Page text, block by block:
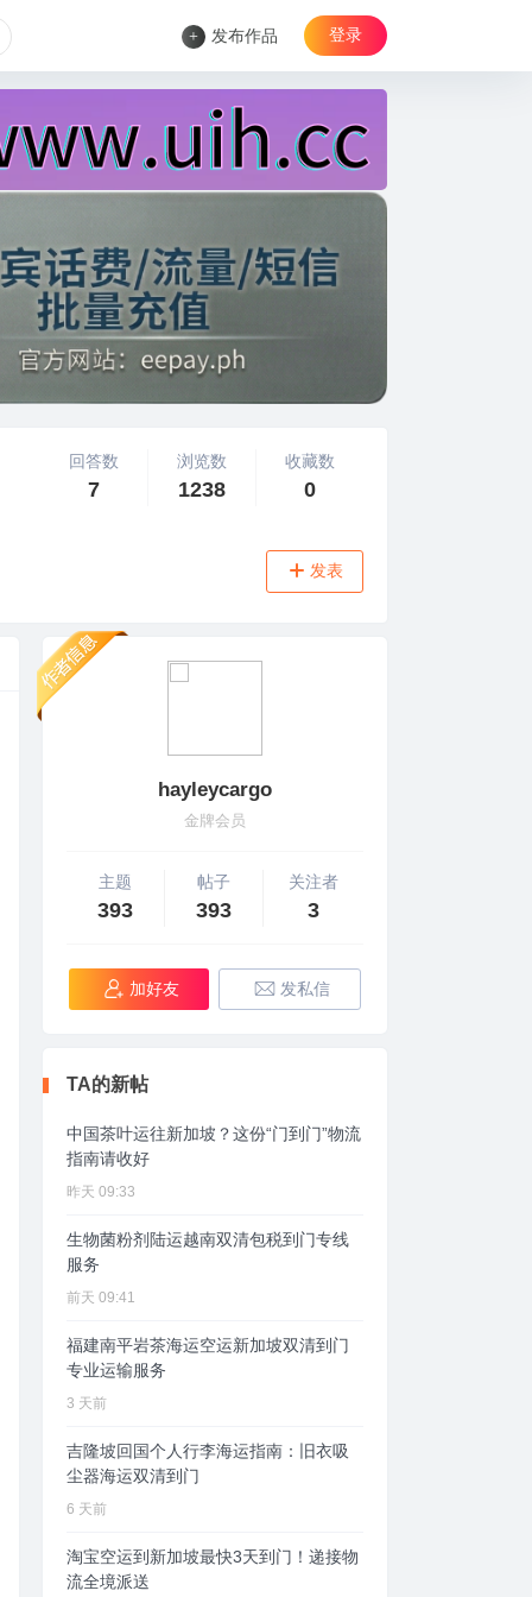
+ 发布作品 登录
回答数
7
浏览数
1238
收藏数
0
发表
hayleycargo
金牌会员
主题
393
帖子
393
关注者
3
加好友 发私信
TA的新帖
中国茶叶运往新加坡？这份“门到门”物流
指南请收好
昨天 09:33
生物菌粉剂陆运越南双清包税到门专线
服务
前天 09:41
福建南平岩茶海运空运新加坡双清到门
专业运输服务
3 天前
吉隆坡回国个人行李海运指南：旧衣吸
尘器海运双清到门
6 天前
淘宝空运到新加坡最快3天到门！递接物
流全境派送